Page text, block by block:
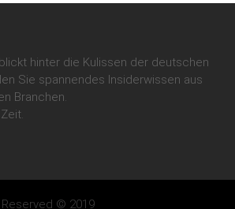
hinter die Kulissen der deutschen
Sie spannendes Insiderwissen aus
Branchen.
Reserved © 2019